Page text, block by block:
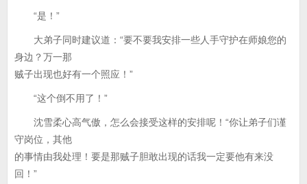
“是！”
大弟子同时建议道：“要不要我安排一些人手守护在师娘您的
身边？万一那
贼子出现也好有一个照应！”
“这个倒不用了！”
沈雪柔心高气傲，怎么会接受这样的安排呢！“你让弟子们谨
守岗位，其他
的事情由我处理！要是那贼子胆敢出现的话我一定要他有来没
回！”